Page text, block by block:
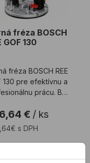
fréza BOSCH
GOF 130
fréza BOSCH REE
130 pre efektívnu a
prácu. Bez
...
€ / ks
s DPH